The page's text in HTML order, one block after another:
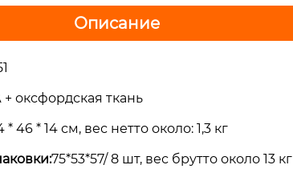
Описание
оксфордская ткань
* 46 * 14 см, вес нетто около: 1,3 кг
75*53*57/ 8 шт, вес брутто около 13 кг